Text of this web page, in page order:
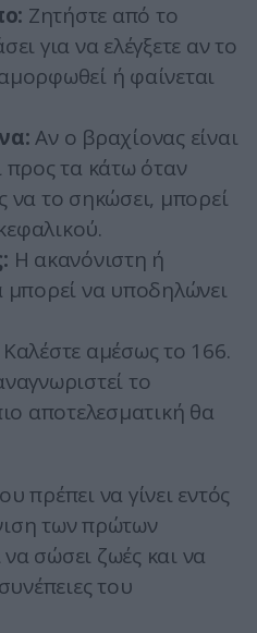
Ζητήστε από το
για να ελέγξετε αν το
ή φαίνεται
Αν ο βραχίονας είναι
τα κάτω όταν
να το σηκώσει, μπορεί
Η ακανόνιστη ή
μπορεί να υποδηλώνει
Καλέστε αμέσως το 166.
το
αποτελεσματική θα
πρέπει να γίνει εντός
των πρώτων
σώσει ζωές και να
του